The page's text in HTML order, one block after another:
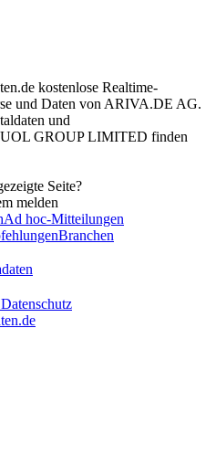
kostenlose Realtime-
und Daten von ARIVA.DE AG.
und
UOL GROUP LIMITED finden
Seite?
melden
Ad hoc-Mitteilungen
Branchen